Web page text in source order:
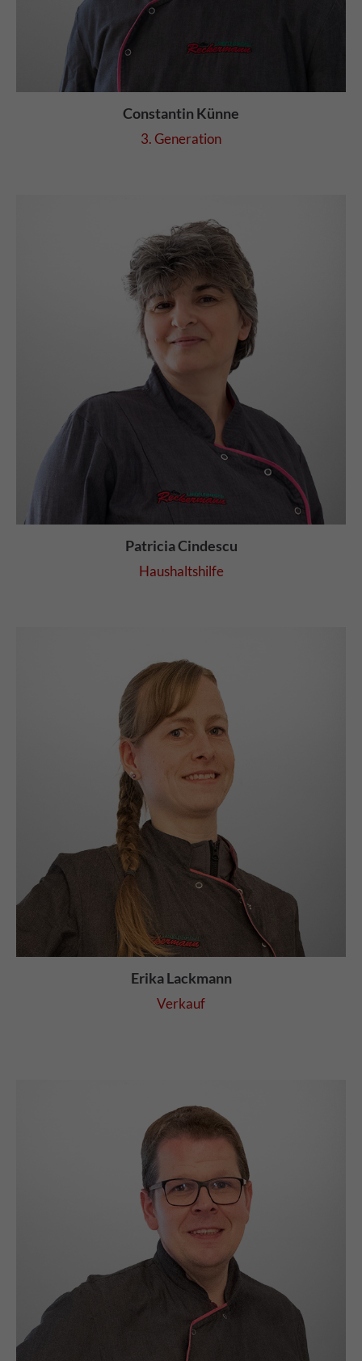
Constantin Künne
3. Generation
Patricia Cindescu
Haushaltshilfe
Erika Lackmann
Verkauf